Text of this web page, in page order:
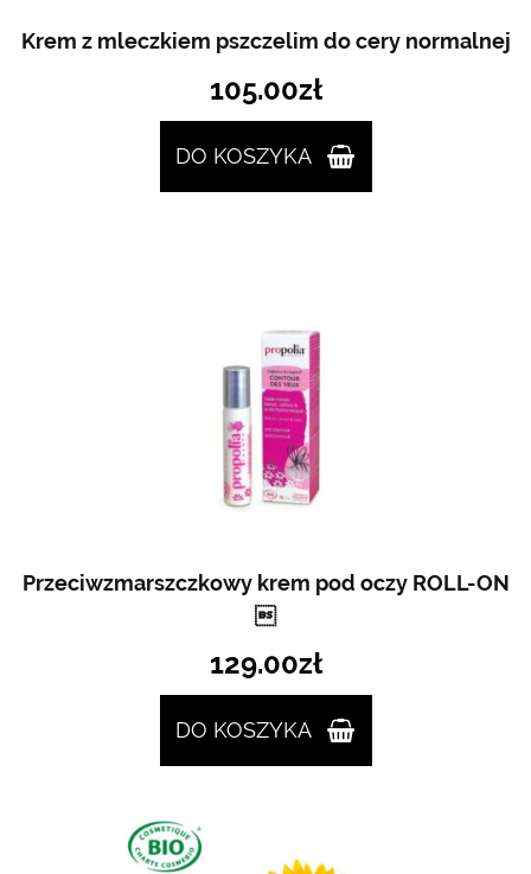
Krem z mleczkiem pszczelim do cery normalnej
105.00zł
DO KOSZYKA
Przeciwzmarszczkowy krem pod oczy ROLL-ON

129.00zł
DO KOSZYKA